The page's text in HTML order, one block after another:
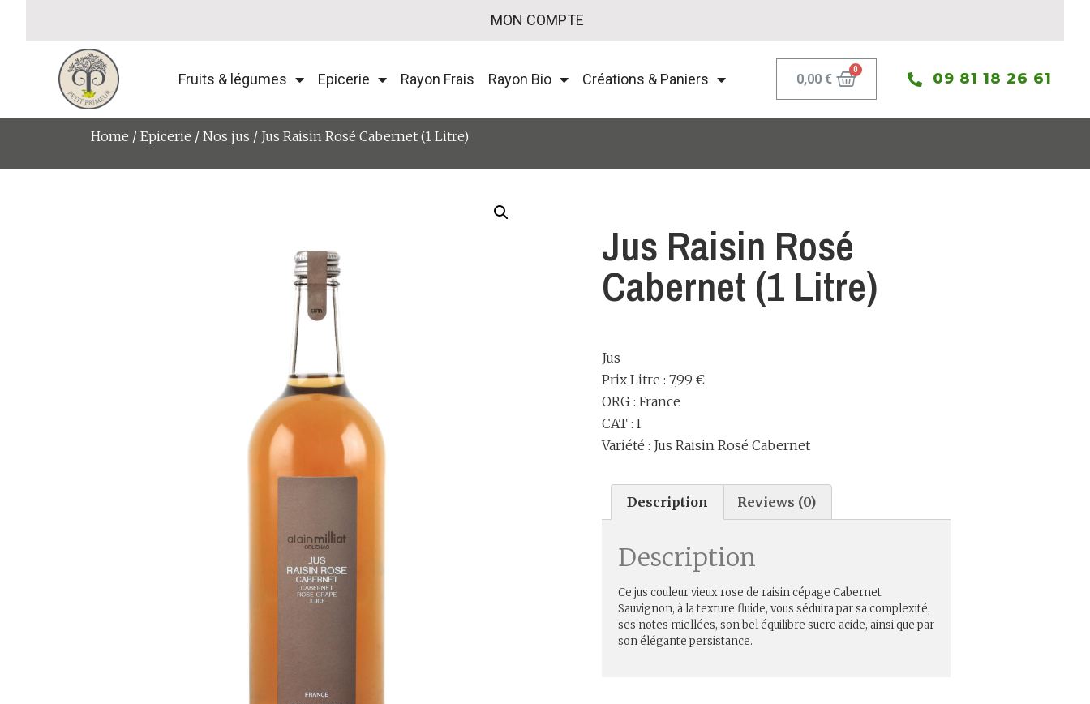
MON COMPTE
Fruits & légumes Epicerie Rayon Frais Rayon Bio Créations & Paniers 0,00€ 09 81 18 26 61
Home / Epicerie / Nos jus / Jus Raisin Rosé Cabernet (1 Litre)
Jus Raisin Rosé
Cabernet (1 Litre)
Jus
Prix Litre : 7,99 €
ORG : France
CAT : I
Variété : Jus Raisin Rosé Cabernet
Description Reviews (0)
Description
Ce jus couleur vieux rose de raisin cépage Cabernet
Sauvignon, à la texture fluide, vous séduira par sa complexité,
ses notes miellées, son bel équilibre sucre acide, ainsi que par
son élégante persistance.